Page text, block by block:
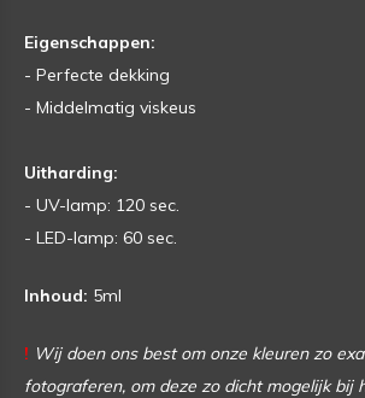
Eigenschappen:
- Perfecte dekking
- Middelmatig viskeus
Uitharding:
- UV-lamp: 120 sec.
- LED-lamp: 60 sec.
Inhoud: 5ml
! Wij doen ons best om onze kleuren zo
fotograferen, om deze zo dicht mogelijk bij